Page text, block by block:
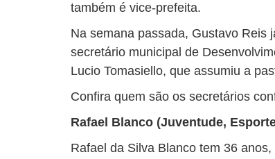
também é vice-prefeita.
Na semana passada, Gustavo Reis
secretário municipal de
Lucio Tomasiello, que assumiu a
Confira quem são os secretários
Rafael Blanco (Juventude,
Rafael da Silva Blanco tem 36